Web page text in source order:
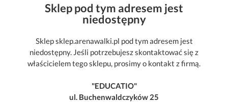
Sklep pod tym adresem jest
niedostępny
Sklep sklep.arenawalki.pl pod tym adresem jest
niedostępny. Jeśli potrzebujesz skontaktować się z
właścicielem tego sklepu, prosimy o kontakt z firmą.
"EDUCATIO"
ul. Buchenwaldczyków 25